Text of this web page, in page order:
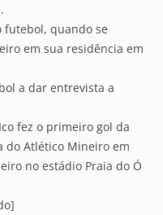
futebol, quando se
em sua residência em
a dar entrevista a
fez o primeiro gol da
do Atlético Mineiro em
no estádio Praia do Ó